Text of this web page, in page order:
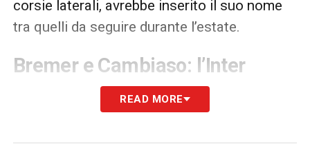
corsie laterali, avrebbe inserito il suo nome
tra quelli da seguire durante l’estate.
Bremer e Cambiaso: l’Inter
pensa al doppio colpo
sarebbe GleisonBremer. Il brasiliano
READ MORE